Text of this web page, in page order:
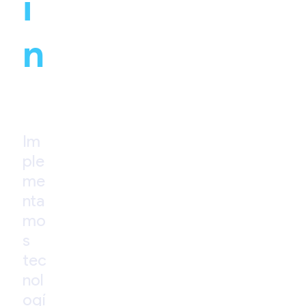
n
Im
ple
me
nta
mo
s
tec
nol
ogí